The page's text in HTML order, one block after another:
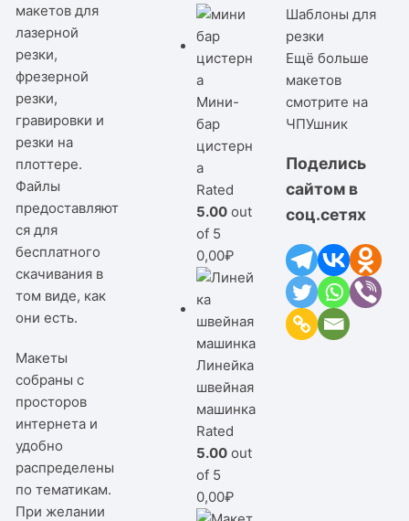
макетов для
лазерной
резки,
фрезерной
резки,
гравировки и
резки на
плоттере.
Файлы
предоставляют
ся для
бесплатного
скачивания в
том виде, как
они есть.
Макеты
собраны с
просторов
интернета и
удобно
распределены
по тематикам.
При желании
Мини-
бар
цистерн
а
Rated
5.00 out
of 5
0,00₽
Линейка
швейная
машинка
Rated
5.00 out
of 5
0,00₽
Шаблоны для
резки
Ещё больше
макетов
смотрите на
ЧПУшник
Поделись
сайтом в
соц.сетях